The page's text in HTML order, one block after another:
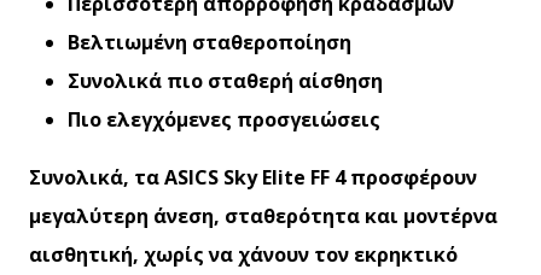
Βελτιωμένη σταθεροποίηση
Συνολικά πιο σταθερή αίσθηση
Πιο ελεγχόμενες προσγειώσεις
Συνολικά, τα ASICS Sky Elite FF 4 προσφέρουν
μεγαλύτερη άνεση, σταθερότητα και μοντέρνα
αισθητική, χωρίς να χάνουν τον εκρηκτικό